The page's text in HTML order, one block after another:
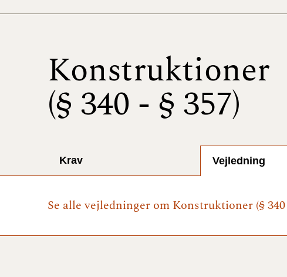
Konstruktioner
(§ 340 - § 357)
Krav Vejledning
Se alle vejledninger om Konstruktioner (§ 340